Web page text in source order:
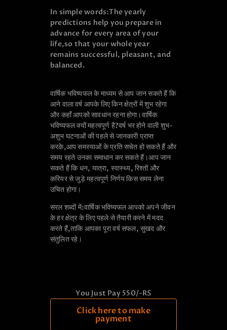
In simple words:The yearly
predictions help you prepare in
advance for every area of your
life,so that your whole year
remains successful, pleasant, and
balanced.
वार्षिक भविष्यफल के माध्यम से आप जान सकते हैं कि
आने वाला वर्ष आपके लिए किन क्षेत्रों में शुभ रहेगा
और कहाँ आपको सावधान रहना होगा। वार्षिक
भविष्यफल क्यों महत्वपूर्ण है?वर्ष भर होने वाली शुभ-
अशुभ घटनाओं की पहले से जानकारी प्राप्त
करके,आप समस्याओं के प्रति सचेत हो सकते हैं और
समय रहते उनका समाधान कर सकते हैं।आप जान
सकते हैं कि धन, यात्रा, स्वास्थ्य, रिश्तों और
करियर से जुड़े महत्वपूर्ण निर्णय किस समय लेना
उचित होगा।
सरल शब्दों में:वार्षिक भविष्यफल आपको अपने जीवन
के हर क्षेत्र के लिए पहले से तैयारी करने में मदद
करते हैं,ताकि आपका पूरा वर्ष सफल, सुखद और
संतुलित रहे।
You Just Pay 550/-RS
Click here to make
payment